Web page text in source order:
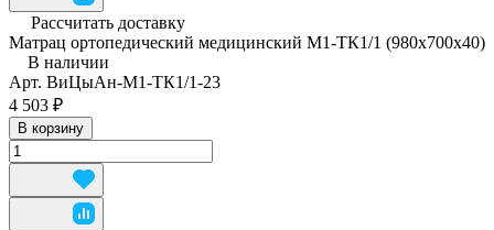
Рассчитать доставку
Матрац ортопедический медицинский М1-ТК1/1 (980x700x40)
В наличии
Арт. ВиЦыАн-М1-ТК1/1-23
4 503 ₽
В корзину